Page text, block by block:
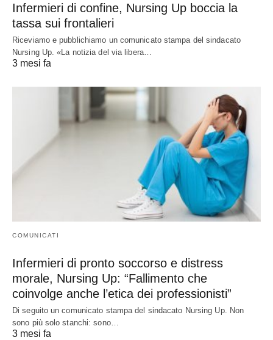
Infermieri di confine, Nursing Up boccia la
tassa sui frontalieri
Riceviamo e pubblichiamo un comunicato stampa del sindacato
Nursing Up. «La notizia del via libera…
3 mesi fa
COMUNICATI
Infermieri di pronto soccorso e distress
morale, Nursing Up: “Fallimento che
coinvolge anche l’etica dei professionisti”
Di seguito un comunicato stampa del sindacato Nursing Up. Non
sono più solo stanchi: sono…
3 mesi fa